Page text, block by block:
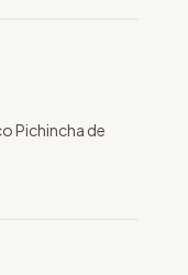
Pichincha de